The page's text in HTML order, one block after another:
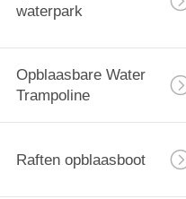
waterpark
Opblaasbare Water
Trampoline
Raften opblaasboot